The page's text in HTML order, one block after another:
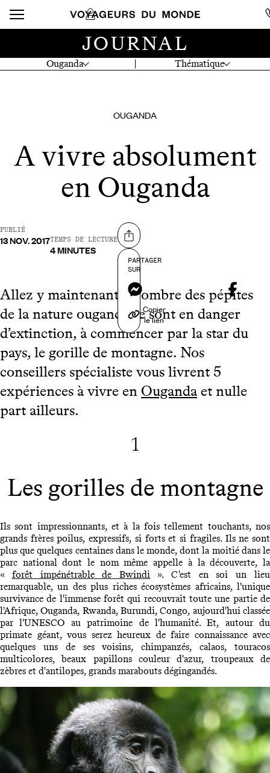
Ouganda Thématique
JOURNAL
OUGANDA
A vivre absolument
en Ouganda
PUBLIÉ
13 NOV. 2017TEMPS DE LECTURE
4 MINUTES
Partager sur
PARTAGER
SUR
Messenger
Copier
le lien
Allez y maintenant ! Nombre des pépites
de la nature ougandaise sont en danger
d’extinction, à commencer par la star du
pays, le gorille de montagne. Nos
conseillers spécialiste vous livrent 5
expériences à vivre en Ouganda et nulle
part ailleurs.
1
Les gorilles de montagne
Ils sont impressionnants, et à la fois tellement touchants, nos
grands frères poilus, expressifs, si forts et si fragiles. Ils ne sont
plus que quelques centaines dans le monde, dont la moitié dans le
parc national dont le nom même appelle à la découverte, la
« forêt impénétrable de Bwindi ». C'est en soi un lieu
remarquable, un des plus riches écosystèmes africains, l'unique
survivance de l'immense forêt qui recouvrait toute une partie de
l'Afrique, Ouganda, Rwanda, Burundi, Congo, aujourd'hui classée
par l'UNESCO au patrimoine de l'humanité. Et, autour du
primate géant, vous serez heureux de faire connaissance avec
quelques uns de ses voisins, chimpanzés, calaos, touracos
multicolores, beaux papillons couleur d'azur, troupeaux de
zèbres et d'antilopes, grands marabouts dégingandés.